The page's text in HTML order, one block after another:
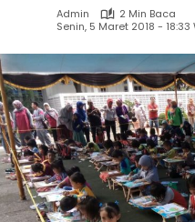
Admin
2 Min Baca
Senin, 5 Maret 2018 - 18:33